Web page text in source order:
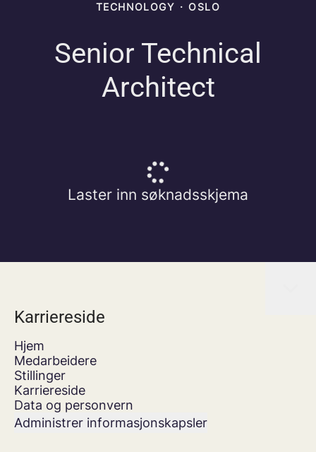
TECHNOLOGY · OSLO
Senior Technical
Architect
Laster inn søknadsskjema
Karriereside
Hjem
Medarbeidere
Stillinger
Karriereside
Data og personvern
Administrer informasjonskapsler